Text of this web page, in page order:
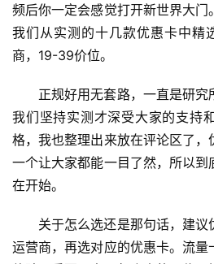
频后你一定会感觉打开新世界大门
我们从实测的十几款优惠卡中精
商，19-39价位。
正规好用无套路，一直是研
我们坚持实测才深受大家的支持
格，我也整理出来放在评论区了
一个让大家都能一目了然，所以
在开始。
关于怎么选还是那句话，建
运营商，再选对应的优惠卡。流